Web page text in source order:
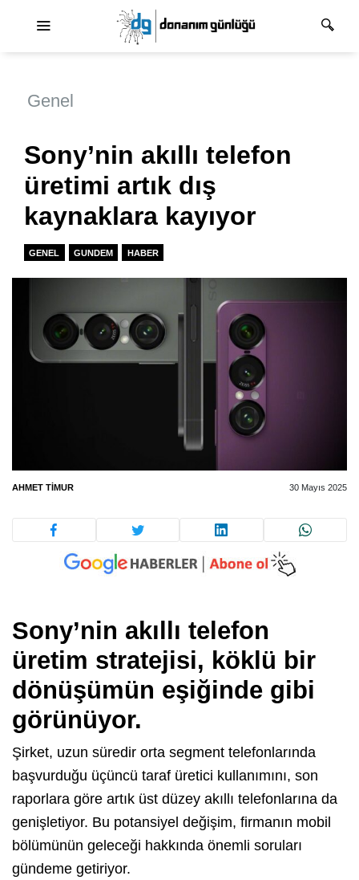
Genel
Sony’nin akıllı telefon
üretimi artık dış
kaynaklara kayıyor
GENEL GUNDEM HABER
AHMET TIMUR 30 Mayıs 2025
Sony’nin akıllı telefon
üretim stratejisi, köklü bir
dönüşümün eşiğinde gibi
görünüyor.
Şirket, uzun süredir orta segment telefonlarında
başvurduğu üçüncü taraf üretici kullanımını, son
raporlara göre artık üst düzey akıllı telefonlarına da
genişletiyor. Bu potansiyel değişim, firmanın mobil
bölümünün geleceği hakkında önemli soruları
gündeme getiriyor.